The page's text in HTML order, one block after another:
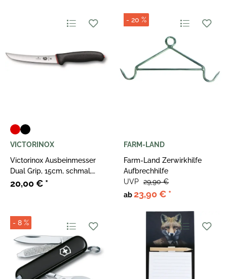
VICTORINOX
Victorinox Ausbeinmesser
Dual Grip, 15cm, schmal,
super flex, schwarz/rot
20,00 € *
- 20 %
FARM-LAND
Farm-Land Zerwirkhilfe
Aufbrechhilfe
ab23,90 € *
UVP 29,90 €
- 8 %